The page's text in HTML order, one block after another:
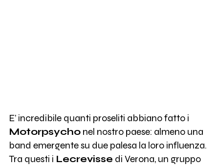
E’ incredibile quanti proseliti abbiano fatto i
Motorpsychonel nostro paese: almeno una
band emergente su due palesa la loro influenza.
Tra questi i Lecrevisse di Verona, un gruppo